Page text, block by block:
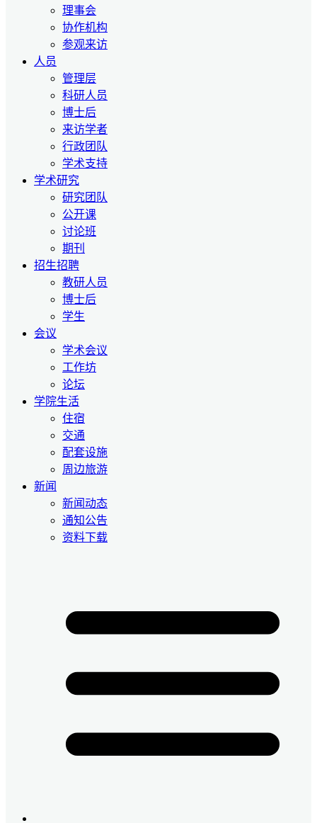
理事会
协作机构
参观来访
人员
管理层
科研人员
博士后
来访学者
行政团队
学术支持
学术研究
研究团队
公开课
讨论班
期刊
招生招聘
教研人员
博士后
学生
会议
学术会议
工作坊
论坛
学院生活
住宿
交通
配套设施
周边旅游
新闻
新闻动态
通知公告
资料下载